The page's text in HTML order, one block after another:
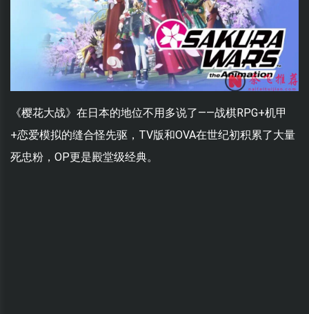
《樱花大战》在日本的地位不用多说了——战棋RPG+机甲
+恋爱模拟的缝合怪先驱，TV版和OVA在世纪初积累了大量
死忠粉，OP更是殿堂级经典。